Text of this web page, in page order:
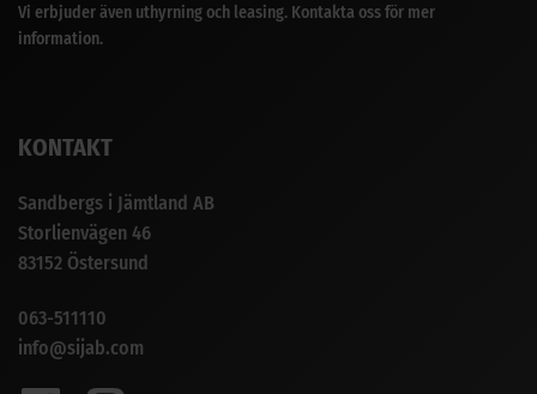
Vi erbjuder även uthyrning och leasing. Kontakta oss för mer
information.
KONTAKT
Sandbergs i Jämtland AB
Storlienvägen 46
83152 Östersund
063-511110
info@sijab.com